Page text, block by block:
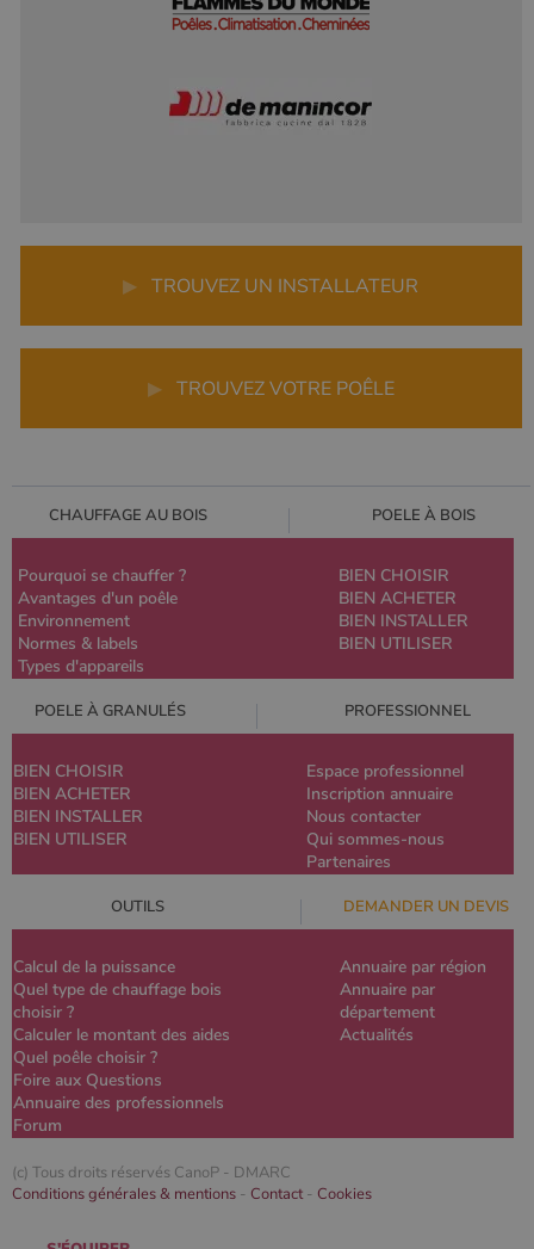
▶ TROUVEZ UN INSTALLATEUR
▶ TROUVEZ VOTRE POÊLE
CHAUFFAGE AU BOIS POELE À BOIS
Pourquoi se chauffer ?
Avantages d'un poêle
Environnement
Normes & labels
Types d'appareils
BIEN CHOISIR
BIEN ACHETER
BIEN INSTALLER
BIEN UTILISER
POELE À GRANULÉS PROFESSIONNEL
BIEN CHOISIR
BIEN ACHETER
BIEN INSTALLER
BIEN UTILISER
Espace professionnel
Inscription annuaire
Nous contacter
Qui sommes-nous
Partenaires
OUTILS DEMANDER UN DEVIS
Calcul de la puissance
Quel type de chauffage bois
choisir ?
Calculer le montant des aides
Quel poêle choisir ?
Foire aux Questions
Annuaire des professionnels
Forum
Annuaire par région
Annuaire par
département
Actualités
(c) Tous droits réservés CanoP - DMARC
Conditions générales & mentions - Contact- Cookies